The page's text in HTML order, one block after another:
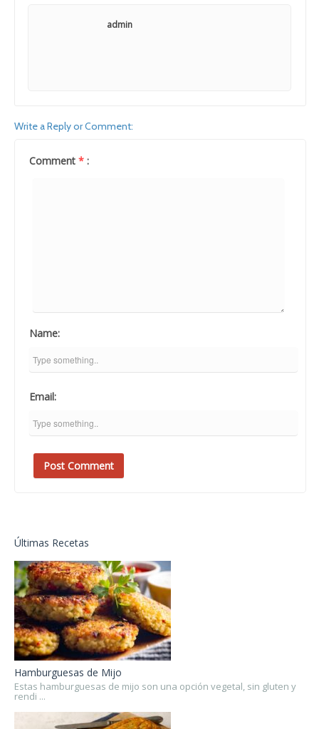
admin
Write a Reply or Comment:
Comment * :
Name:
Email:
Últimas Recetas
Hamburguesas de Mijo
Estas hamburguesas de mijo son una opción vegetal, sin gluten y
rendi ...